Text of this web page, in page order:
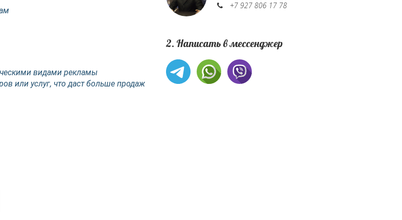
видами рекламы
или услуг, что даст больше продаж
+7 927 806 17 78
2. Написать в мессенджер